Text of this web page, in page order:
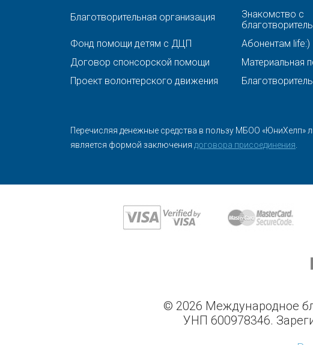
Благотворительная организация
Знакомство с
Фонд помощи детям с ДЦП Абонентам life:)
Договор спонсорской помощи
Материальная
Проект волонтерского движения
Перечисляя денежные средства в пользу МБОО «ЮниХелп»
является формой заключения договора присоединения
© 2026 Международное
УНП 600978346.